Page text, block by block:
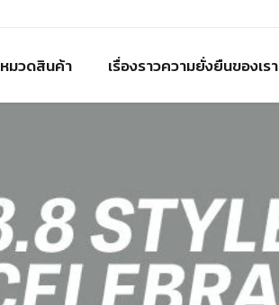
หมวดสินค้า เรื่องราวความยั่งยืนของเรา